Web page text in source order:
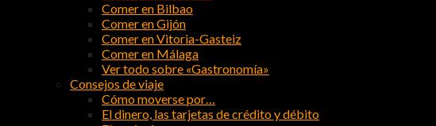
Comer en Bilbao
Comer en Gijón
Comer en Vitoria-Gasteiz
Comer en Málaga
Ver todo sobre «Gastronomía»
Consejos de viaje
Cómo moverse por…
El dinero, las tarjetas de crédito y débito